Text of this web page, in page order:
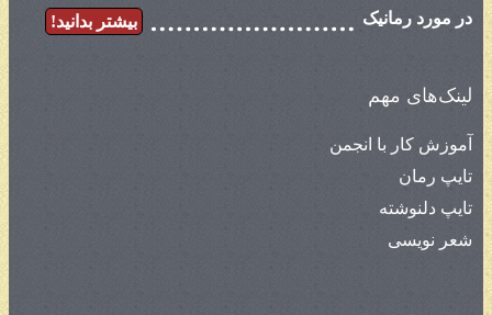
در مورد رمانیک
بیشتر بدانید!
لینک‌های مهم
آموزش کار با انجمن
تایپ رمان
تایپ دلنوشته
شعر نویسی